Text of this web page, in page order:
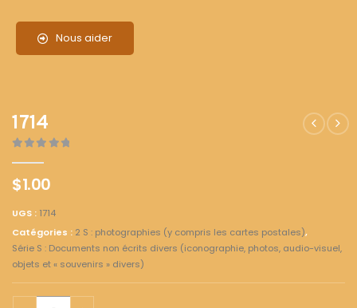
Nous aider
1714
$1.00
UGS : 1714
Catégories : 2 S : photographies (y compris les cartes postales),
Série S : Documents non écrits divers (iconographie, photos, audio-visuel,
objets et « souvenirs » divers)